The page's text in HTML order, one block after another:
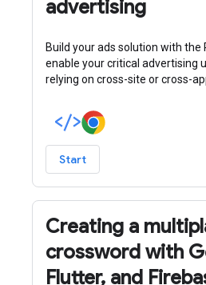
advertising
Build your ads solution with the
enable your critical advertising
relying on cross-site or cross-
Start
Creating a
crossword with
Flutter, and